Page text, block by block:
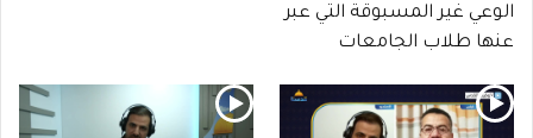
الوعي غير المسبوقة التي عبر
عنها طلاب الجامعات